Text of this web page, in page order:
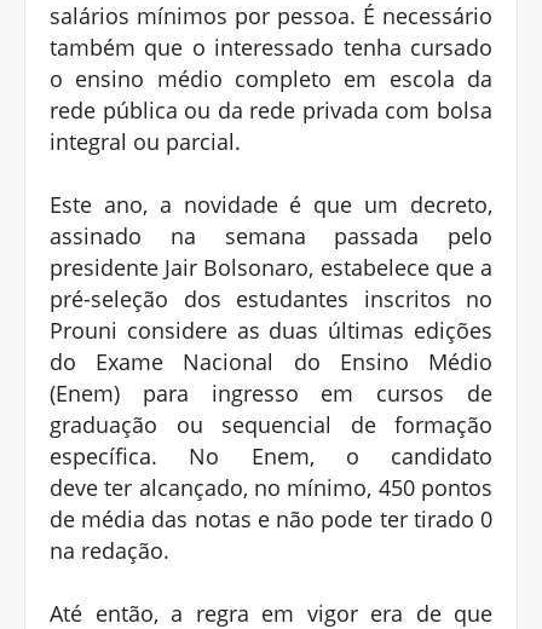
salários mínimos por pessoa. É necessário
também que o interessado tenha cursado
o ensino médio completo em escola da
rede pública ou da rede privada com bolsa
integral ou parcial.
Este ano, a novidade é que um decreto,
assinado na semana passada pelo
presidente Jair Bolsonaro, estabelece que a
pré-seleção dos estudantes inscritos no
Prouni considere as duas últimas edições
do Exame Nacional do Ensino Médio
(Enem) para ingresso em cursos de
graduação ou sequencial de formação
específica. No Enem, o candidato
deve ter alcançado, no mínimo, 450 pontos
de média das notas e não pode ter tirado 0
na redação.
Até então, a regra em vigor era de que